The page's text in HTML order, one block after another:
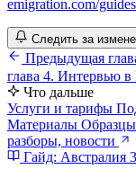
emigration.com/
Следить за
Предыдущая
глава 4. Интервью в
Что дальше
Услуги и тарифы
Материалы
разборы, новости
Гайд: Австралия